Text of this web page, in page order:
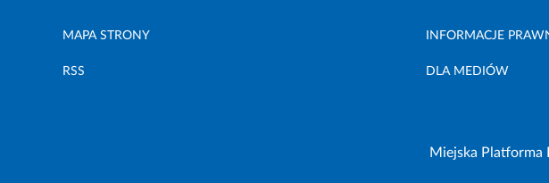
MAPA STRONY INFORMACJE
RSS DLA MEDIÓW
Miejska Platforma